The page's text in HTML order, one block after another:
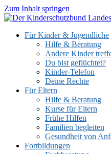
Zum Inhalt springen
Für Kinder & Jugendliche
Hilfe & Beratung
Andere Kinder
Du bist geflüchtet?
Kinder-Telefon
Deine Rechte
Für Eltern
Hilfe & Beratung
Kurse für Eltern
Frühe Hilfen
Familien begleiten
Gesundheit von
Fortbildungen